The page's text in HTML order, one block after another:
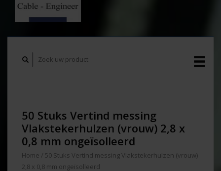
50 Stuks Vertind messing
Vlakstekerhulzen (vrouw) 2,8 x
0,8 mm ongeïsolleerd
Home / 50 Stuks Vertind messing Vlakstekerhulzen (vrouw)
2,8 x 0,8 mm ongeïsolleerd